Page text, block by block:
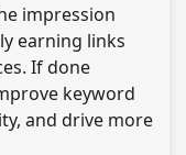
impression
earning links
If done
keyword
and drive more